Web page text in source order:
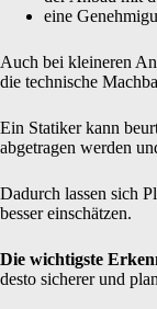
eine
Auch bei kleineren
die technische
Ein Statiker kann
abgetragen werden
Dadurch lassen sich
besser einschätzen.
Die wichtigste
desto sicherer und